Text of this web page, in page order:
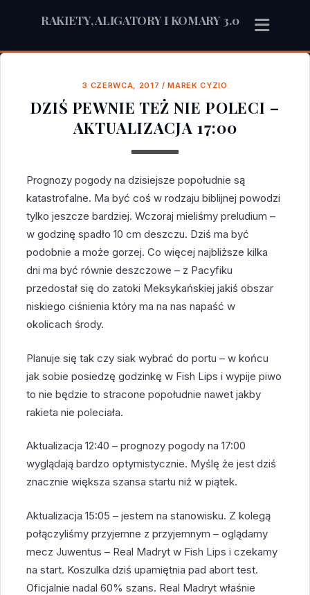
RAKIETY, ALIGATORY I KOMARY 3.0
3 CZERWCA, 2017 /MAREK CYZIO
DZIŚ PEWNIE TEŻ NIE POLECI –
AKTUALIZACJA 17:00
Prognozy pogody na dzisiejsze popołudnie są
katastrofalne. Ma być coś w rodzaju biblijnej powodzi
tylko jeszcze bardziej. Wczoraj mieliśmy preludium –
w godzinę spadło 10 cm deszczu. Dziś ma być
podobnie a może gorzej. Co więcej najbliższe kilka
dni ma być równie deszczowe – z Pacyfiku
przedostał się do zatoki Meksykańskiej jakiś obszar
niskiego ciśnienia który ma na nas napaść w
okolicach środy.
Planuje się tak czy siak wybrać do portu – w końcu
jak sobie posiedzę godzinkę w Fish Lips i wypije piwo
to nie będzie to stracone popołudnie nawet jakby
rakieta nie poleciała.
Aktualizacja 12:40 – prognozy pogody na 17:00
wyglądają bardzo optymistycznie. Myślę że jest dziś
znacznie większa szansa startu niż w piątek.
Aktualizacja 15:05 – jestem na stanowisku. Z kolegą
połączyliśmy przyjemne z przyjemnym – oglądamy
mecz Juwentus – Real Madryt w Fish Lips i czekamy
na start. Koszulka dziś upamiętnia pad abort test.
Oficjalnie nadal 60% szans. Real Madryt właśnie